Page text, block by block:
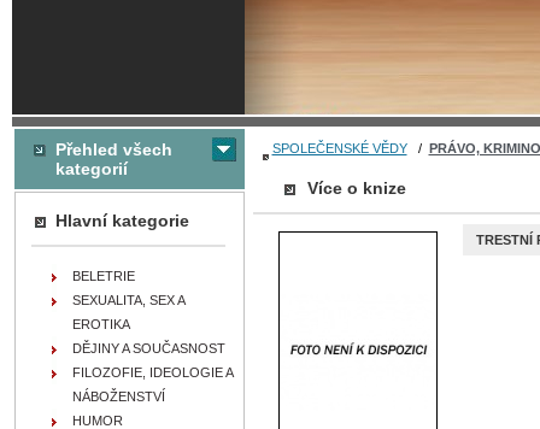
SPOLEČENSKÉ VĚDY/ PRÁVO,
Více o knize
TRESTNÍ
Přehled všech
kategorií
Hlavní kategorie
BELETRIE
SEXUALITA, SEX A
EROTIKA
DĚJINY A SOUČASNOST
FILOZOFIE, IDEOLOGIE A
NÁBOŽENSTVÍ
HUMOR